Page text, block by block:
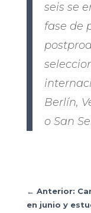
seis se
fase de
Berlín,
o San
← Anterior:
en junio y